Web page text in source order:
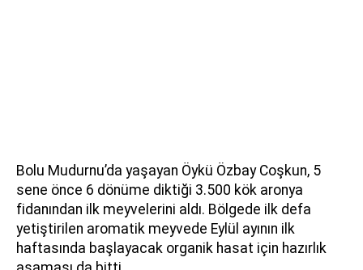
Bolu Mudurnu’da yaşayan Öykü Özbay Coşkun, 5
sene önce 6 dönüme diktiği 3.500 kök aronya
fidanından ilk meyvelerini aldı. Bölgede ilk defa
yetiştirilen aromatik meyvede Eylül ayının ilk
haftasında başlayacak organik hasat için hazırlık